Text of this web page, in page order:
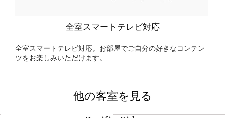
全室スマートテレビ対応
全室スマートテレビ対応。お部屋でご自分の好きなコンテン
ツをお楽しみいただけます。
他の客室を見る